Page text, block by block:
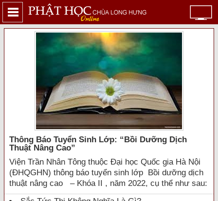
Thông Báo Tuyển Sinh Lớp: “bồi Dưỡng Dịch
Thuật Nâng Cao”
Viện Trần Nhân Tông thuộc Đại học Quốc gia Hà Nội
(ĐHQGHN) thông báo tuyển sinh lớp Bồi dưỡng dịch
thuật nâng cao – Khóa II , năm 2022, cụ thể như sau: